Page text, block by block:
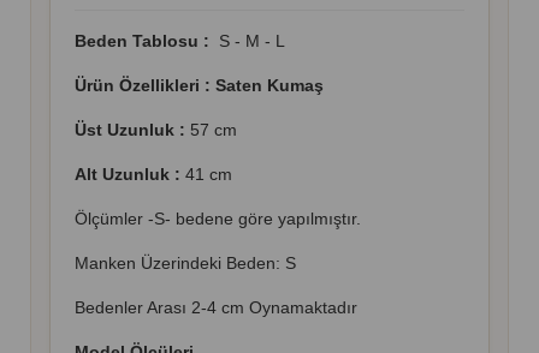
Beden Tablosu : S - M - L
Ürün Özellikleri : Saten Kumaş
Üst Uzunluk : 57 cm
Alt Uzunluk : 41 cm
Ölçümler -S- bedene göre yapılmıştır.
Manken Üzerindeki Beden: S
Bedenler Arası 2-4 cm Oynamaktadır